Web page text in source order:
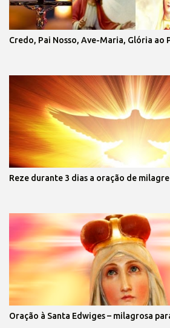
Credo, Pai Nosso, Ave-Maria, Glória ao
Reze durante 3 dias a oração de
Oração à Santa Edwiges – milagrosa